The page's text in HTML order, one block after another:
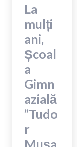
La
mulți
ani,
Școal
a
Gimn
azială
”Tudo
r
Mușa